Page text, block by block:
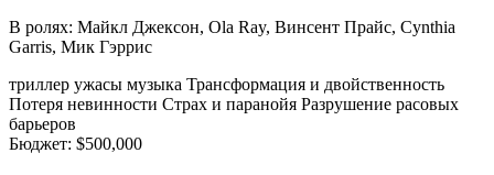
В ролях: Майкл Джексон, Ola Ray, Винсент Прайс, Cynthia
Garris, Мик Гэррис
триллер ужасы музыка Трансформация и двойственность
Потеря невинности Страх и паранойя Разрушение расовых
барьеров
Бюджет: $500,000